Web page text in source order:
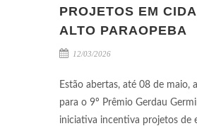
PROJETOS EM
ALTO PARAOPEBA
12/03/2026
Estão abertas, até 08 de maio,
para o 9º Prêmio Gerdau
iniciativa incentiva projetos de